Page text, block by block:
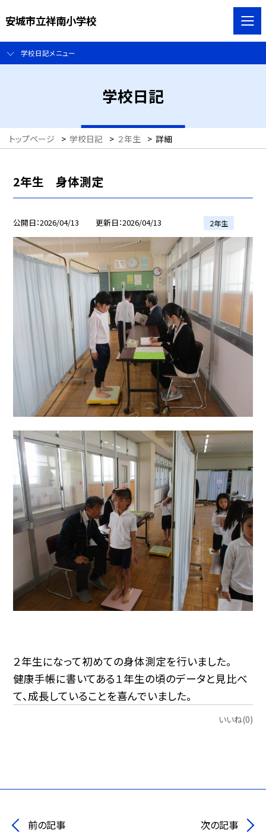
安城市立祥南小学校
学校日記メニュー
学校日記
トップページ > 学校日記 > ２年生 > 詳細
2年生 身体測定
公開日 2026/04/13 更新日 2026/04/13 ２年生
２年生になって初めての身体測定を行いました。
健康手帳に書いてある１年生の頃のデータと見比べ
て、成長していることを喜んでいました。
いいね(0)
前の記事 次の記事